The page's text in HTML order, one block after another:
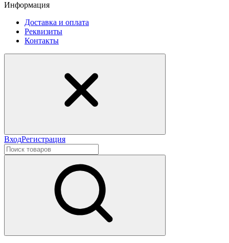
Информация
Доставка и оплата
Реквизиты
Контакты
ВходРегистрация